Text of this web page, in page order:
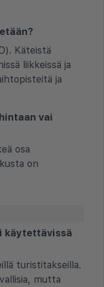
Käteistä
liikkeissä ja
ja
vai
osa
on
käytettävissä
turistitakseilla.
mutta